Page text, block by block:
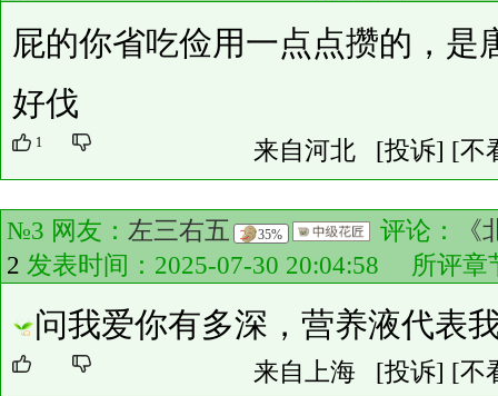
屁的你省吃俭用一点点攒的，是
好伐
1 来自河北 [投诉] [不
№3 网友： 左三右五 35% 评论：
2 发表时间：2025-07-30 20:04:58 所评章
问我爱你有多深，营养液代表
来自上海 [投诉] [不